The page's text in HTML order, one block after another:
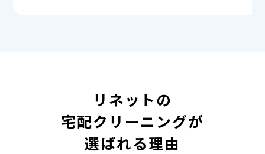
リネットの
宅配クリーニングが
選ばれる理由